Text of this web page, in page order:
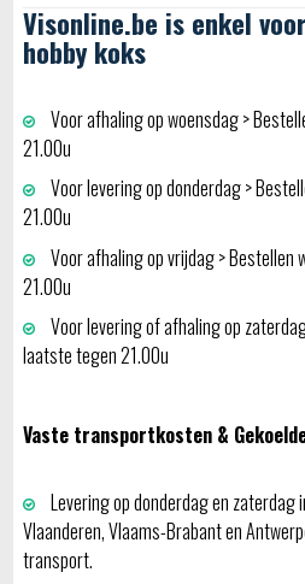
Visonline.be is enkel
hobby koks
Voor afhaling op woensdag >
21.00u
Voor levering op donderdag >
21.00u
Voor afhaling op vrijdag >
21.00u
Voor levering of afhaling op
laatste tegen 21.00u
Vaste transportkosten &
Levering op donderdag en zaterdag
Vlaanderen, Vlaams-Brabant en
transport.